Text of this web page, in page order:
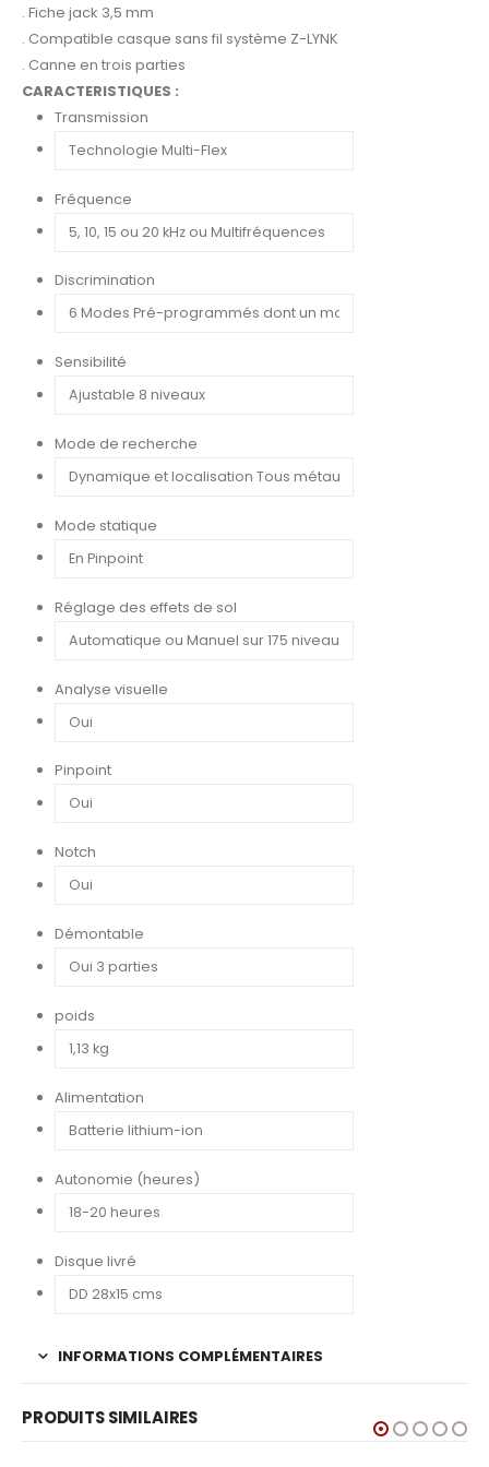
. Fiche jack 3,5 mm
. Compatible casque sans fil système Z-LYNK
. Canne en trois parties
CARACTERISTIQUES :
Transmission
Fréquence
Discrimination
Sensibilité
Mode de recherche
Mode statique
Réglage des effets de sol
Analyse visuelle
Pinpoint
Notch
Démontable
poids
Alimentation
Autonomie (heures)
Disque livré
INFORMATIONS COMPLÉMENTAIRES
PRODUITS SIMILAIRES